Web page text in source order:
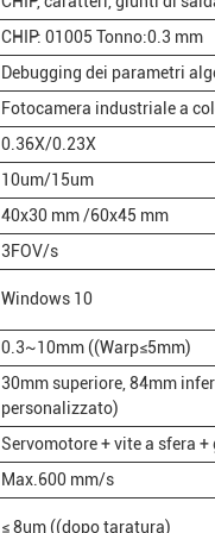
CHIP: 01005 Tonno:0.3 mm
Debugging dei parametri
Fotocamera industriale a
0.36X/0.23X
10um/15um
40x30 mm /60x45 mm
3FOV/s
Windows 10
0.3~10mm ((Warp≤5mm)
30mm superiore, 84mm
personalizzato)
Servomotore + vite a sfera
Max.600 mm/s
≤ 8um ((dopo taratura)